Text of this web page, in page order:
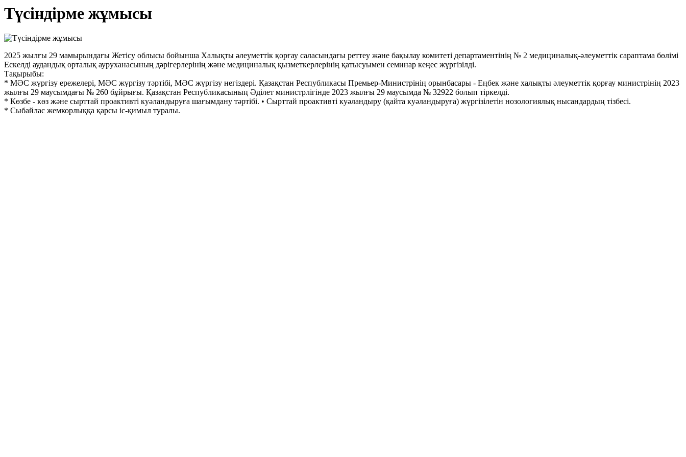
Түсіндірме жұмысы
2025 жылғы 29 мамырындағы Жетісу облысы бойынша Халықты әлеуметтік қорғау саласындағы реттеу және бақылау комитеті департаментінің № 2 медициналық-әлеуметтік сараптама бөлімі
Ескелді аудандық орталық ауруханасының дәрігерлерінің және медициналық қызметкерлерінің қатысуымен семинар кеңес жүргізілді.
Тақырыбы:
* МӘС жүргізу ережелері, МӘС жүргізу тәртібі, МӘС жүргізу негіздері. Қазақстан Республикасы Премьер-Министрінің орынбасары - Еңбек және халықты әлеуметтік қорғау министрінің 2023
жылғы 29 маусымдағы № 260 бұйрығы. Қазақстан Республикасының Әділет министрлігінде 2023 жылғы 29 маусымда № 32922 болып тіркелді.
* ⁠Көзбе - көз және сырттай проактивті куәландыруға шағымдану тәртібі. • ⁠Сырттай проактивті куәландыру (қайта куәландыруға) жүргізілетін нозологиялық нысандардың тізбесі.
* ⁠Сыбайлас жемкорлыққа қарсы іс-қимыл туралы.